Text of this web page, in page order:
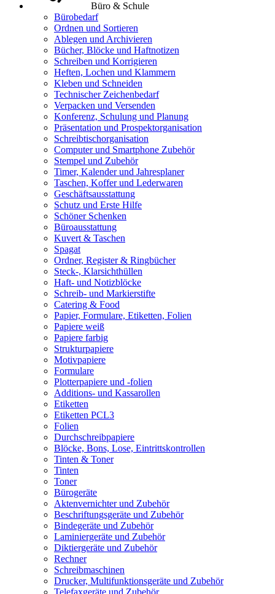
Büro & Schule
Bürobedarf
Ordnen und Sortieren
Ablegen und Archivieren
Bücher, Blöcke und Haftnotizen
Schreiben und Korrigieren
Heften, Lochen und Klammern
Kleben und Schneiden
Technischer Zeichenbedarf
Verpacken und Versenden
Konferenz, Schulung und Planung
Präsentation und Prospektorganisation
Schreibtischorganisation
Computer und Smartphone Zubehör
Stempel und Zubehör
Timer, Kalender und Jahresplaner
Taschen, Koffer und Lederwaren
Geschäftsausstattung
Schutz und Erste Hilfe
Schöner Schenken
Büroausstattung
Kuvert & Taschen
Spagat
Ordner, Register & Ringbücher
Steck-, Klarsichthüllen
Haft- und Notizblöcke
Schreib- und Markierstifte
Catering & Food
Papier, Formulare, Etiketten, Folien
Papiere weiß
Papiere farbig
Strukturpapiere
Motivpapiere
Formulare
Plotterpapiere und -folien
Additions- und Kassarollen
Etiketten
Etiketten PCL3
Folien
Durchschreibpapiere
Blöcke, Bons, Lose, Eintrittskontrollen
Tinten & Toner
Tinten
Toner
Bürogeräte
Aktenvernichter und Zubehör
Beschriftungsgeräte und Zubehör
Bindegeräte und Zubehör
Laminiergeräte und Zubehör
Diktiergeräte und Zubehör
Rechner
Schreibmaschinen
Drucker, Multifunktionsgeräte und Zubehör